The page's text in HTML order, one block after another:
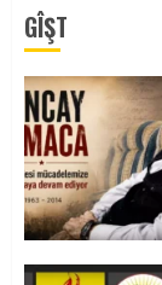
GÎŞT